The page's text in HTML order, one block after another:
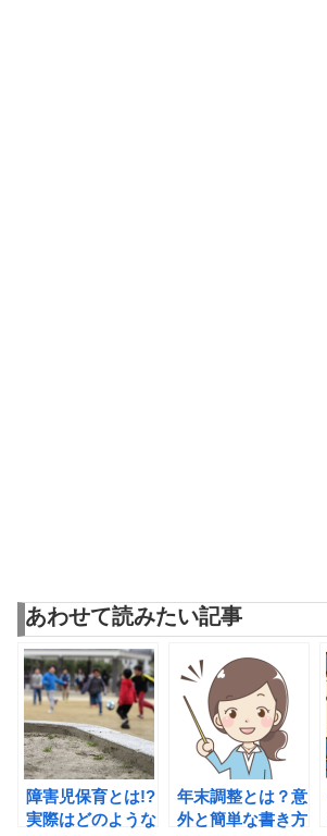
あわせて読みたい記事
障害児保育とは!?
実際はどのような
年末調整とは？意
外と簡単な書き方